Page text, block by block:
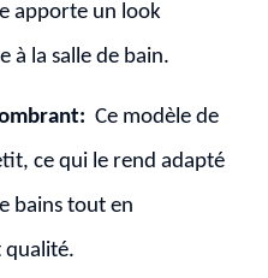
apporte un look
à la salle de bain.
Ce modèle de
ce qui le rend adapté
bains tout en
qualité.